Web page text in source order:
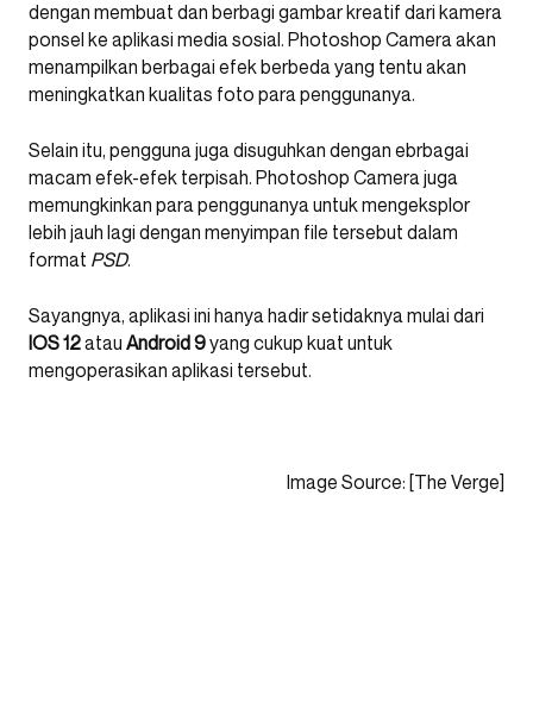
dengan membuat dan berbagi gambar kreatif dari kamera
ponsel ke aplikasi media sosial. Photoshop Camera akan
menampilkan berbagai efek berbeda yang tentu akan
meningkatkan kualitas foto para penggunanya.
Selain itu, pengguna juga disuguhkan dengan ebrbagai
macam efek-efek terpisah. Photoshop Camera juga
memungkinkan para penggunanya untuk mengeksplor
lebih jauh lagi dengan menyimpan file tersebut dalam
format PSD.
Sayangnya, aplikasi ini hanya hadir setidaknya mulai dari
IOS 12atau Android 9yang cukup kuat untuk
mengoperasikan aplikasi tersebut.
Image Source: [The Verge]